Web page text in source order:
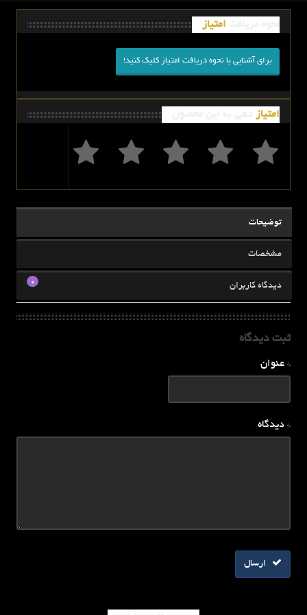
امتیاز
برای آشنایی با نحوه دریافت امتیاز کلیک کنید!
امتیاز
توضیحات
مشخصات
0 دیدگاه کاربران
ثبت دیدگاه
* عنوان
* دیدگاه
ارسال